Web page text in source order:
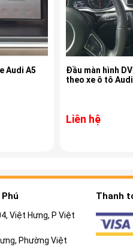
Audi A5
Đầu màn hình
theo xe ô tô
Liên hệ
Việt Hưng, P Việt
Phường Việt
Thanh